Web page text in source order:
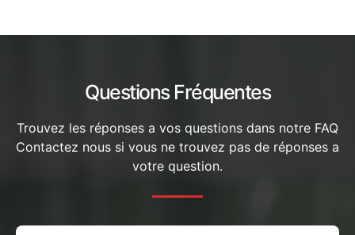
Questions Fréquentes
Trouvez les réponses a vos questions dans notre FAQ
Contactez nous si vous ne trouvez pas de réponses a
votre question.